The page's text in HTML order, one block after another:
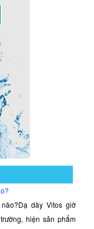
Dạ dày Vitos giờ
hiện sản phẩm